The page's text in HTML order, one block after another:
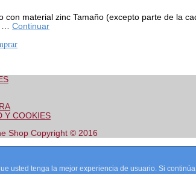
con material zinc Tamaño (excepto parte de la
… Continuar
Y COOKIES
Shop Copyright © 2016
usted tenga la mejor experiencia de usuario. Si